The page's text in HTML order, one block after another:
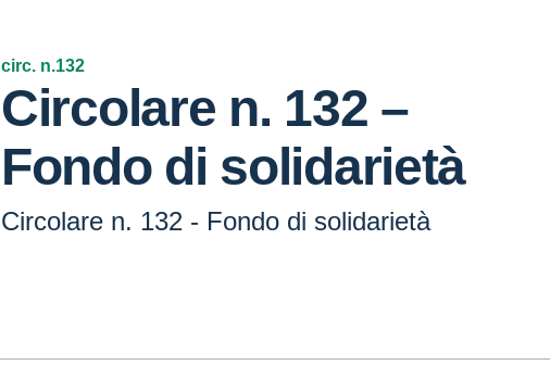
circ. n.132
Circolare n. 132 –
Fondo di solidarietà
Circolare n. 132 - Fondo di solidarietà